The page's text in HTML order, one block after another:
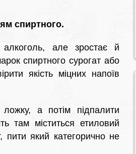
спиртного.
алкоголь, але зростає й
спиртного сурогат або
якість міцних напоїв
а потім підпалити
там міститься етиловий
який категорично не